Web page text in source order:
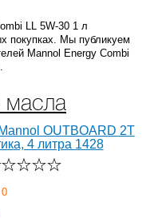
LL 5W-30 1 л
покупках. Мы публикуем
Mannol Energy Combi
масла
OUTBOARD 2Т
4 литра 1428
0